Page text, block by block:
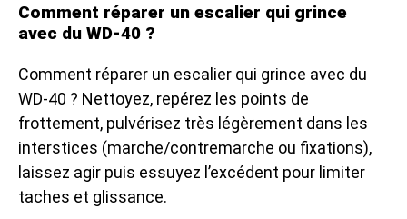
Comment réparer un escalier qui grince
avec du WD-40 ?
Comment réparer un escalier qui grince avec du
WD-40 ? Nettoyez, repérez les points de
frottement, pulvérisez très légèrement dans les
interstices (marche/contremarche ou fixations),
laissez agir puis essuyez l’excédent pour limiter
taches et glissance.